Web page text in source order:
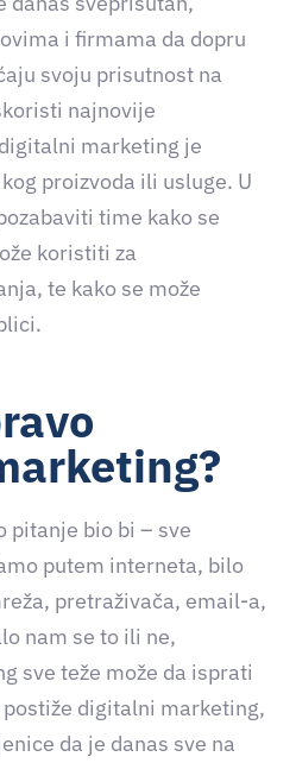
i firmama da dopru
svoju prisutnost na
najnovije
marketing je
proizvoda ili usluge. U
time kako se
koristiti za
te kako se može
pitanje bio bi – sve
putem interneta, bilo
pretraživača, email-a,
nam se to ili ne,
sve teže može da isprati
digitalni marketing,
da je danas sve na